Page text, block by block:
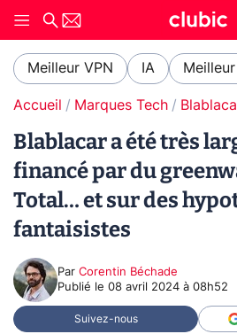
Meilleur VPN IA
Accueil Marques Tech
Blablacar a été très
financé par du
Total… et sur des
fantaisistes
Par Corentin Béchade
Publié le 08 avril 2024 à 08h52
Suivez-nous